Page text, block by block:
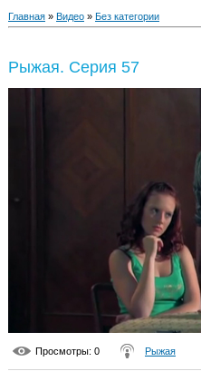
Главная » Видео » Без категории
Рыжая. Серия 57
Просмотры: 0 Рыжая